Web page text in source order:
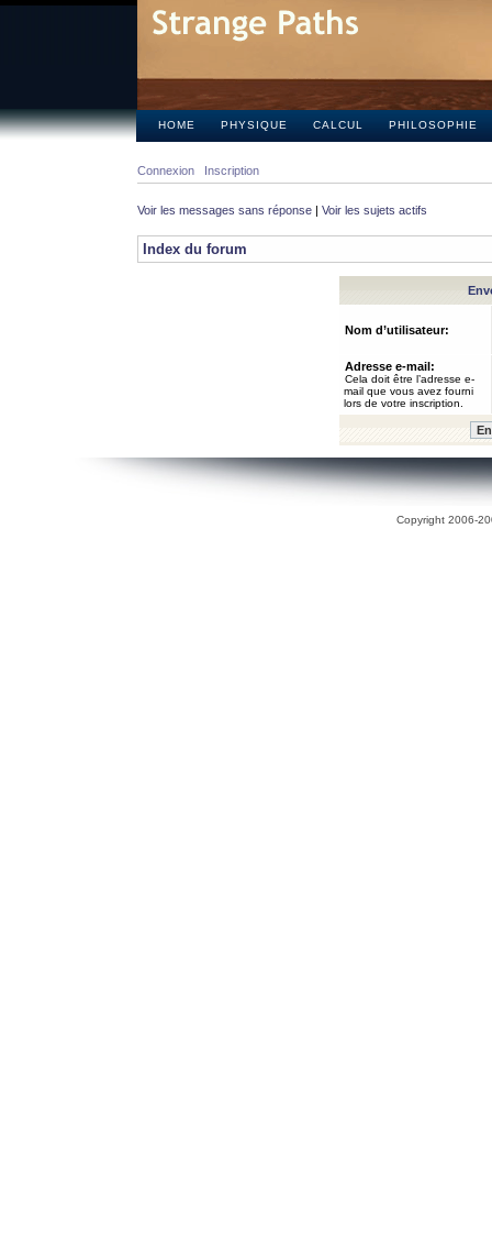
HOME PHYSIQUE CALCUL PHILOSOPHIE
Connexion Inscription
Voir les messages sans réponse | Voir les sujets actifs
Index du forum
Nom d’utilisateur:
Adresse e-mail:
Cela doit être l’adresse e-
mail que vous avez fourni
lors de votre inscription.
Copyright 2006-